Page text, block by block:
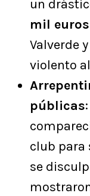
un
mil
Valverde
violento
públicas
club para
se